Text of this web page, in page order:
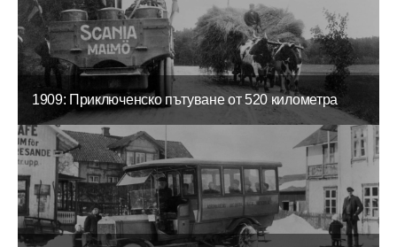
1909: Приключенско пътуване от 520 километра